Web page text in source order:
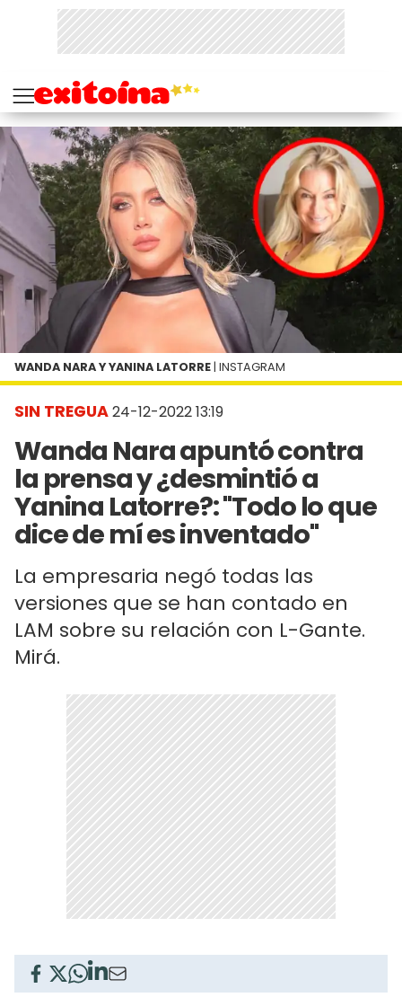
SIN TREGUA24-12-2022 13:19
Wanda Nara apuntó contra
la prensa y ¿desmintió a
Yanina Latorre?: "Todo lo que
dice de mí es inventado"
La empresaria negó todas las
versiones que se han contado en
LAM sobre su relación con L-Gante.
Mirá.
WANDA NARA Y YANINA LATORRE | INSTAGRAM